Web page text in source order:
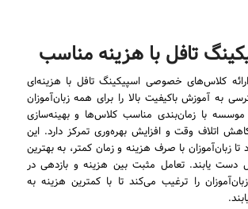
تافل با هزینه مناسب
کلاس‌های خصوصی اسپیکینگ تافل با هزینه‌ای
به آموزش باکیفیت بالا را برای همه زبان‌آموزان
با زمان‌بندی مناسب کلاس‌ها و بهینه‌سازی
اتلاف وقت و افزایش بهره‌وری تمرکز دارد. این
زبان‌آموزان با صرف هزینه و زمان کمتر، به بهترین
دست یابند. تعامل مثبت بین هزینه و بازدهی در
را ترغیب می‌کند تا با کمترین هزینه به